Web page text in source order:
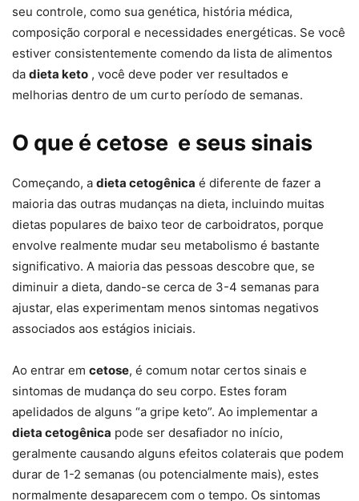
seu controle, como sua genética, história médica,
composição corporal e necessidades energéticas. Se você
estiver consistentemente comendo da lista de alimentos
da dieta keto , você deve poder ver resultados e
melhorias dentro de um curto período de semanas.
O que é cetose e seus sinais
Começando, a dieta cetogênica é diferente de fazer a
maioria das outras mudanças na dieta, incluindo muitas
dietas populares de baixo teor de carboidratos, porque
envolve realmente mudar seu metabolismo é bastante
significativo. A maioria das pessoas descobre que, se
diminuir a dieta, dando-se cerca de 3-4 semanas para
ajustar, elas experimentam menos sintomas negativos
associados aos estágios iniciais.
Ao entrar em cetose, é comum notar certos sinais e
sintomas de mudança do seu corpo. Estes foram
apelidados de alguns “a gripe keto”. Ao implementar a
dieta cetogênica pode ser desafiador no início,
geralmente causando alguns efeitos colaterais que podem
durar de 1-2 semanas (ou potencialmente mais), estes
normalmente desaparecem com o tempo. Os sintomas